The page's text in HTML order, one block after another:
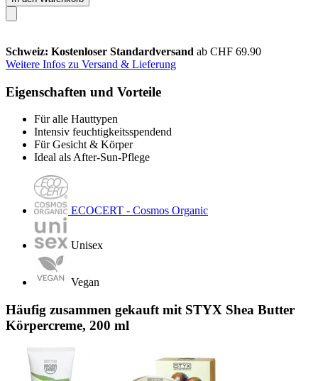
Schweiz: Kostenloser Standardversand ab CHF 69.90
Weitere Infos zu Versand & Lieferung
Eigenschaften und Vorteile
Für alle Hauttypen
Intensiv feuchtigkeitsspendend
Für Gesicht & Körper
Ideal als After-Sun-Pflege
ECOCERT - Cosmos Organic
Unisex
Vegan
Häufig zusammen gekauft mit STYX Shea Butter
Körpercreme, 200 ml